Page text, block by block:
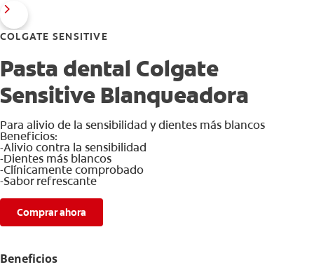
COLGATE SENSITIVE
Pasta dental Colgate
Sensitive Blanqueadora
Para alivio de la sensibilidad y dientes más blancos
Beneficios:
-Alivio contra la sensibilidad
-Dientes más blancos
-Clínicamente comprobado
-Sabor refrescante
Comprar ahora
Beneficios